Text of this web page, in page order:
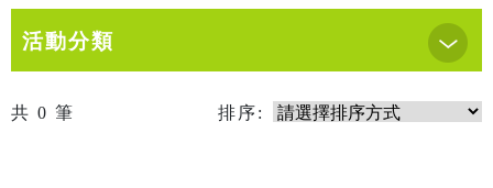
活動分類
共 0 筆 排序: